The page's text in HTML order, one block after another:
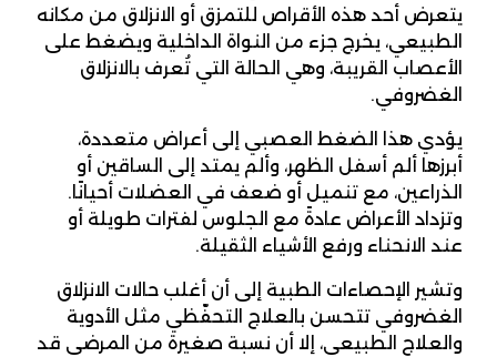
يتعرض أحد هذه الأقراص للتمزق أو الانزلاق من مكانه
الطبيعي، يخرج جزء من النواة الداخلية ويضغط على
الأعصاب القريبة، وهي الحالة التي تُعرف بالانزلاق
الغضروفي.
يؤدي هذا الضغط العصبي إلى أعراض متعددة،
أبرزها ألم أسفل الظهر، وألم يمتد إلى الساقين أو
الذراعين، مع تنميل أو ضعف في العضلات أحيانًا.
وتزداد الأعراض عادةً مع الجلوس لفترات طويلة أو
عند الانحناء ورفع الأشياء الثقيلة.
وتشير الإحصاءات الطبية إلى أن أغلب حالات الانزلاق
الغضروفي تتحسن بالعلاج التحفّظي مثل الأدوية
والعلاج الطبيعي، إلا أن نسبة صغيرة من المرضى قد